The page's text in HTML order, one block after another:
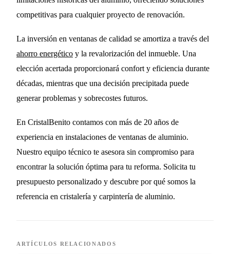
competitivas para cualquier proyecto de renovación.
La inversión en ventanas de calidad se amortiza a través del
ahorro energético y la revalorización del inmueble. Una
elección acertada proporcionará confort y eficiencia durante
décadas, mientras que una decisión precipitada puede
generar problemas y sobrecostes futuros.
En CristalBenito contamos con más de 20 años de
experiencia en instalaciones de ventanas de aluminio.
Nuestro equipo técnico te asesora sin compromiso para
encontrar la solución óptima para tu reforma. Solicita tu
presupuesto personalizado y descubre por qué somos la
referencia en cristalería y carpintería de aluminio.
ARTÍCULOS RELACIONADOS